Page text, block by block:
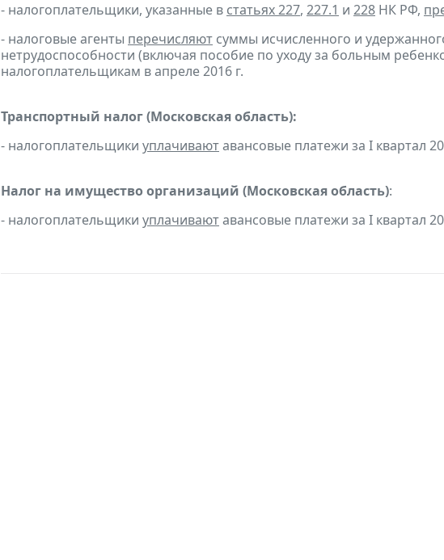
- налогоплательщики, указанные в статьях 227, 227.1 и 228 НК РФ,
- налоговые агенты перечисляют суммы исчисленного и
нетрудоспособности (включая пособие по уходу за больным
налогоплательщикам в апреле 2016 г.
Транспортный налог (Московская область):
- налогоплательщики уплачиваютавансовые платежи за I квартал
Налог на имущество организаций (Московская область):
- налогоплательщики уплачиваютавансовые платежи за I квартал